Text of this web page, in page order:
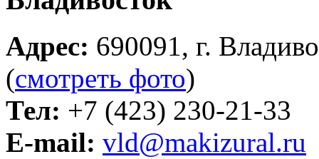
Адрес: 690091, г.
(смотреть фото)
Тел: +7 (423) 230-21-33
E-mail: vld@makizural.ru